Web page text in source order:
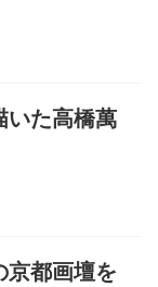
いた高橋萬
京都画壇を